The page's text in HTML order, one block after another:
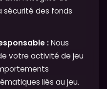
des fonds
:Nous
votre activité de jeu
liés au jeu.